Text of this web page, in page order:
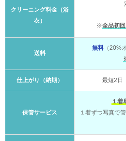
クリーニング料金（浴
衣）
※全品初
送料
無料（20%
仕上がり（納期） 最短2日
保管サービス
１着
１着ずつ写真で